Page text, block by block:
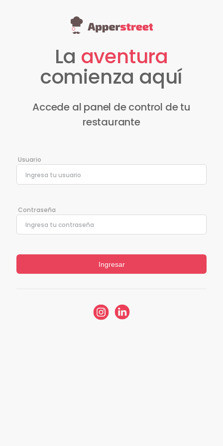
La aventura
comienza aquí
Accede al panel de control de tu
restaurante
Usuario
Contraseña
Ingresar